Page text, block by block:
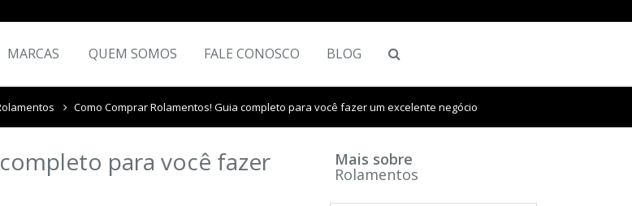
MARCAS QUEM SOMOS FALE CONOSCO BLOG
Como Comprar Rolamentos! Guia completo para você fazer um excelente negócio
para você fazer
Mais sobre
Rolamentos